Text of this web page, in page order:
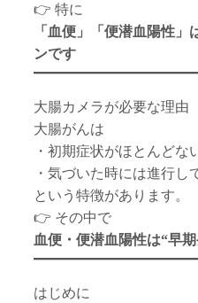
👉 特に
「血便」「便潜血陽性
ンです
大腸カメラが必要な理由
大腸がんは
・初期症状がほとんどな
・気づいた時には進行し
という特徴があります。
👉 その中で
血便・便潜血陽性は“早
はじめに